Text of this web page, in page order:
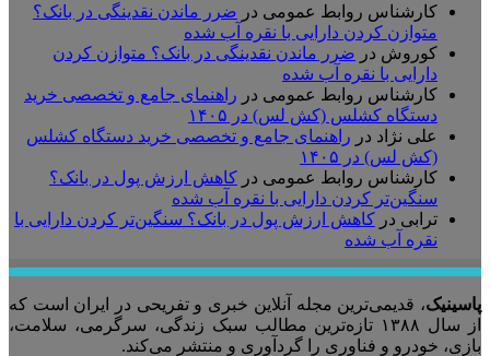
کارشناس روابط عمومی در ضرر ماندن نقدینگی در بانک؟
متوازن کردن دارایی با نقره آب شده
کوروش در ضرر ماندن نقدینگی در بانک؟ متوازن کردن
دارایی با نقره آب شده
کارشناس روابط عمومی در راهنمای جامع و تخصصی خرید
دستگاه کشلس (کش لس) در ۱۴۰۵
علی نژاد در راهنمای جامع و تخصصی خرید دستگاه کشلس
(کش لس) در ۱۴۰۵
کارشناس روابط عمومی در کاهش ارزش پول در بانک؟
سنگین‌تر کردن دارایی با نقره آب شده
ترابی در کاهش ارزش پول در بانک؟ سنگین‌تر کردن دارایی با
نقره آب شده
پاسینیک، قدیمی‌ترین مجله آنلاین خبری و تفریحی در ایران است که
از سال ۱۳۸۸ تازه‌ترین مطالب سبک زندگی، سرگرمی، سلامت،
بازی، خودرو و فناوری را گردآوری و منتشر می‌کند.